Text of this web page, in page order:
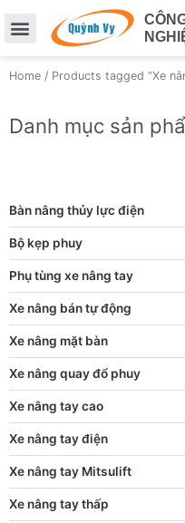
Home / Products tagged “Xe
Danh mục sản
Bàn nâng thủy lực điện
Bộ kẹp phuy
Phụ tùng xe nâng tay
Xe nâng bán tự động
Xe nâng mặt bàn
Xe nâng quay đổ phuy
Xe nâng tay cao
Xe nâng tay điện
Xe nâng tay Mitsulift
Xe nâng tay thấp